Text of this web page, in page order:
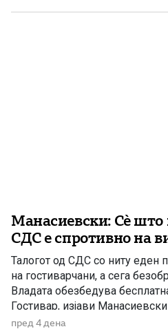
има нов Закон за енергетика,
Манасиевски: Сè што
СДС е спротивно на
Талогот од СДС со ниту еден
на гостиварчани, а сега
Владата обезбедува
Гостивар, изјави
„Колку злоба и неискреност
пред 4 дена